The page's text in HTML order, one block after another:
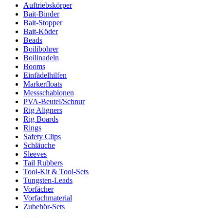
Auftriebskörper
Bait-Binder
Bait-Stopper
Bait-Köder
Beads
Boilibohrer
Boilinadeln
Booms
Einfädelhilfen
Markerfloats
Messschablonen
PVA-Beutel/Schnur
Rig Aligners
Rig Boards
Rings
Safety Clips
Schläuche
Sleeves
Tail Rubbers
Tool-Kit & Tool-Sets
Tungsten-Leads
Vorfächer
Vorfachmaterial
Zubehör-Sets